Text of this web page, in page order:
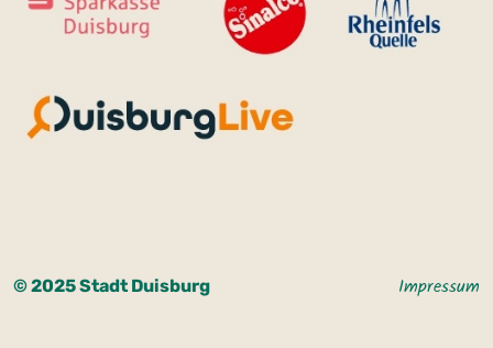
© 2025 Stadt Duisburg Impressum